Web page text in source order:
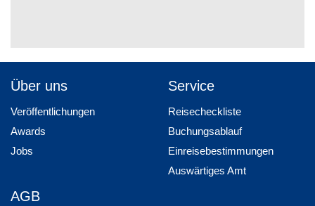
Über uns
Veröffentlichungen
Awards
Jobs
Service
Reisecheckliste
Buchungsablauf
Einreisebestimmungen
Auswärtiges Amt
AGB